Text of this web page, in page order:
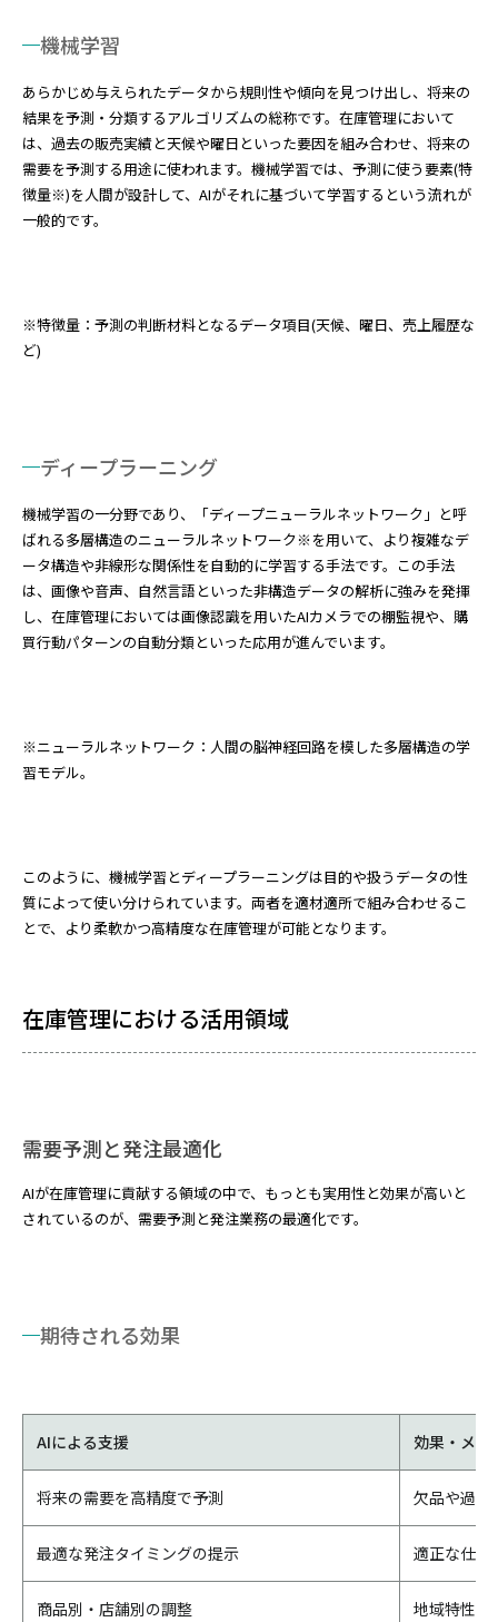
機械学習
あらかじめ与えられたデータから規則性や傾向を見つけ出し、将来の
結果を予測・分類するアルゴリズムの総称です。在庫管理において
は、過去の販売実績と天候や曜日といった要因を組み合わせ、将来の
需要を予測する用途に使われます。機械学習では、予測に使う要素(特
徴量※)を人間が設計して、AIがそれに基づいて学習するという流れが
一般的です。
※特徴量：予測の判断材料となるデータ項目(天候、曜日、売上履歴な
ど)
ディープラーニング
機械学習の一分野であり、「ディープニューラルネットワーク」と呼
ばれる多層構造のニューラルネットワーク※を用いて、より複雑なデ
ータ構造や非線形な関係性を自動的に学習する手法です。この手法
は、画像や音声、自然言語といった非構造データの解析に強みを発揮
し、在庫管理においては画像認識を用いたAIカメラでの棚監視や、購
買行動パターンの自動分類といった応用が進んでいます。
※ニューラルネットワーク：人間の脳神経回路を模した多層構造の学
習モデル。
このように、機械学習とディープラーニングは目的や扱うデータの性
質によって使い分けられています。両者を適材適所で組み合わせるこ
とで、より柔軟かつ高精度な在庫管理が可能となります。
在庫管理における活用領域
需要予測と発注最適化
AIが在庫管理に貢献する領域の中で、もっとも実用性と効果が高いと
されているのが、需要予測と発注業務の最適化です。
期待される効果
AIによる支援 効果・メリ
将来の需要を高精度で予測 欠品や過剰
最適な発注タイミングの提示 適正な仕入
商品別・店舗別の調整 地域特性に